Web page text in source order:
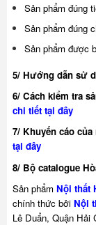
Sản phẩm đúng
Sản phẩm đúng
Sản phẩm được
5/ Hướng dẫn sử
6/ Cách kiểm tra
chi tiết tại đây
7/ Khuyến cáo của
tại đây
8/ Bộ catalogue
Sản phẩm Nội thất
chính thức bởi Nội
Lê Duẩn, Quận Hải